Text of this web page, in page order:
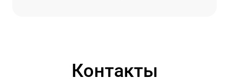
Контакты